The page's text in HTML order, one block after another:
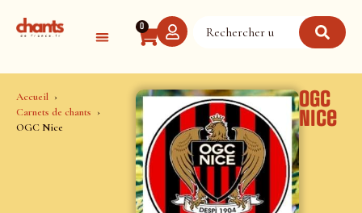
0
Accueil
Carnets de chants
OGC Nice
OGC
Nice